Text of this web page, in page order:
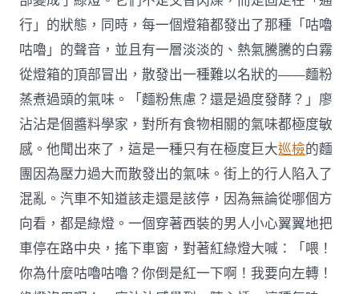
行」的狀態，同時，每一個燈箱都發出了那種「咕嚕
咕嚕」的聲音，並且有一層淡淡的、熱氣騰騰的白霧
從燈箱的頂部冒出，散發出一種難以名狀的——麵粉
蒸煮過頭的氣味。「麵粉焦慮？還是過度發酵？」廖
沾沾是個醬料學家，對所有食物相關的氣味都極度敏
感。他聞出來了，這是一種只有在極度巨大巡檢的麵
團因為壓力過大而散發出的氣味。街上的行人陷入了
混亂。汽車不知道該走還是該停，因為無論從哪個方
向看，都是綠燈。一個穿著西裝的男人小心翼翼地把
車停在路中央，搖下車窗，對著紅綠燈大喊：「喂！
你為什麼咕嚕咕嚕？你倒是紅一下啊！我要向左轉！